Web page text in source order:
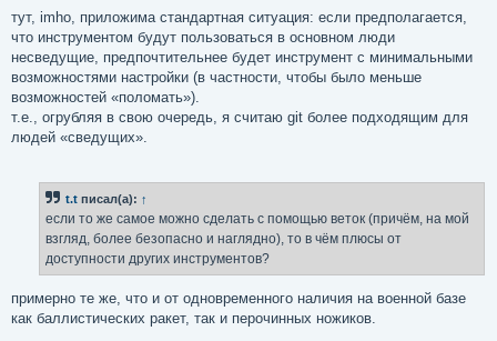
тут, imho, приложима стандартная ситуация: если предполагается,
что инструментом будут пользоваться в основном люди
несведущие, предпочтительнее будет инструмент с минимальными
возможностями настройки (в частности, чтобы было меньше
возможностей «поломать»).
т.е., огрубляя в свою очередь, я считаю git более подходящим для
людей «сведущих».
t.t писал(а): ↑
если то же самое можно сделать с помощью веток (причём, на мой
взгляд, более безопасно и наглядно), то в чём плюсы от
доступности других инструментов?
примерно те же, что и от одновременного наличия на военной базе
как баллистических ракет, так и перочинных ножиков.